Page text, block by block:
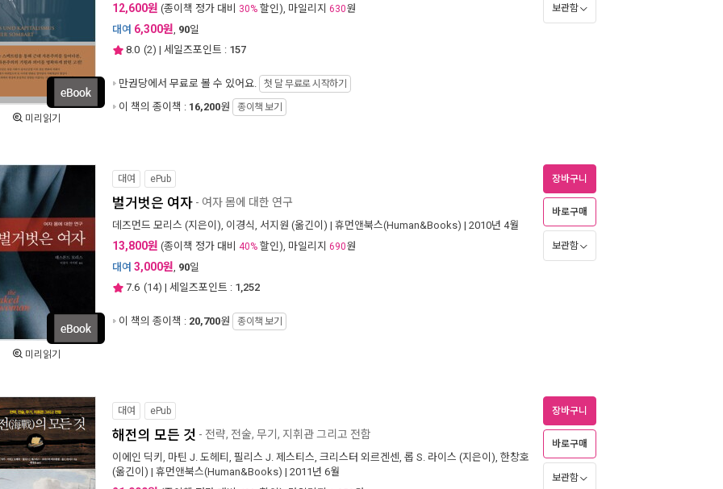
미리읽기
12,600원 (종이책 정가 대비 30% 할인), 마일리지 630원
대여 6,300원, 90일
8.0 (2) | 세일즈포인트 : 157
만권당에서 무료로 볼 수 있어요. 첫 달 무료로 시작하기
이 책의 종이책 : 16,200원 종이책 보기
보관함
미리읽기
대여 ePub
벌거벗은 여자 - 여자 몸에 대한 연구
데즈먼드 모리스 (지은이), 이경식, 서지원 (옮긴이) | 휴먼앤북스(Human&Books) | 2010년 4월
13,800원 (종이책 정가 대비 40% 할인), 마일리지 690원
대여 3,000원, 90일
7.6 (14) | 세일즈포인트 : 1,252
이 책의 종이책 : 20,700원 종이책 보기
장바구니
바로구매
보관함
대여 ePub
해전의 모든 것 - 전략, 전술, 무기, 지휘관 그리고 전함
이에인 딕키 , 마틴 J. 도헤티 , 필리스 J. 제스티스, 크리스터 외르겐센, 롭 S. 라이스 (지은이), 한창호
(옮긴이) | 휴먼앤북스(Human&Books) | 2011년 6월
장바구니
바로구매
보관함